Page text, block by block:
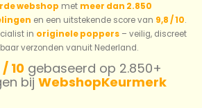
webshop met meer dan 2.850
en een uitstekende score van 9,8 / 10.
in originele poppers – veilig, discreet
verzonden vanuit Nederland.
10gebaseerd op 2.850+
bij WebshopKeurmerk